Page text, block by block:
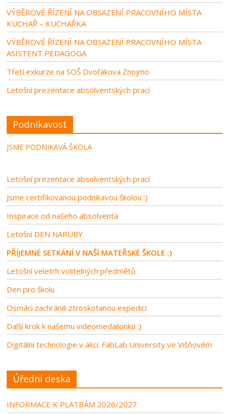
VÝBĚROVÉ ŘÍZENÍ NA OBSAZENÍ PRACOVNÍHO MÍSTA
KUCHAŘ – KUCHAŘKA
VÝBĚROVÉ ŘÍZENÍ NA OBSAZENÍ PRACOVNÍHO MÍSTA
ASISTENT PEDAGOGA
Třetí exkurze na SOŠ Dvořákova Znojmo
Letošní prezentace absolventských prací
Podnikavost
JSME PODNIKAVÁ ŠKOLA
Letošní prezentace absolventských prací
Jsme certifikovanou podnikavou školou :)
Inspirace od našeho absolventa
Letošní DEN NARUBY
PŘÍJEMNÉ SETKÁNÍ V NAŠÍ MATEŘSKÉ ŠKOLE :)
Letošní veletrh volitelných předmětů
Den pro školu
Osmáci zachránili ztroskotanou expedici
Další krok k našemu videomedailonku :)
Digitální technologie v akci: FabLab University ve Višňovém
Úřední deska
INFORMACE K PLATBÁM 2026/2027